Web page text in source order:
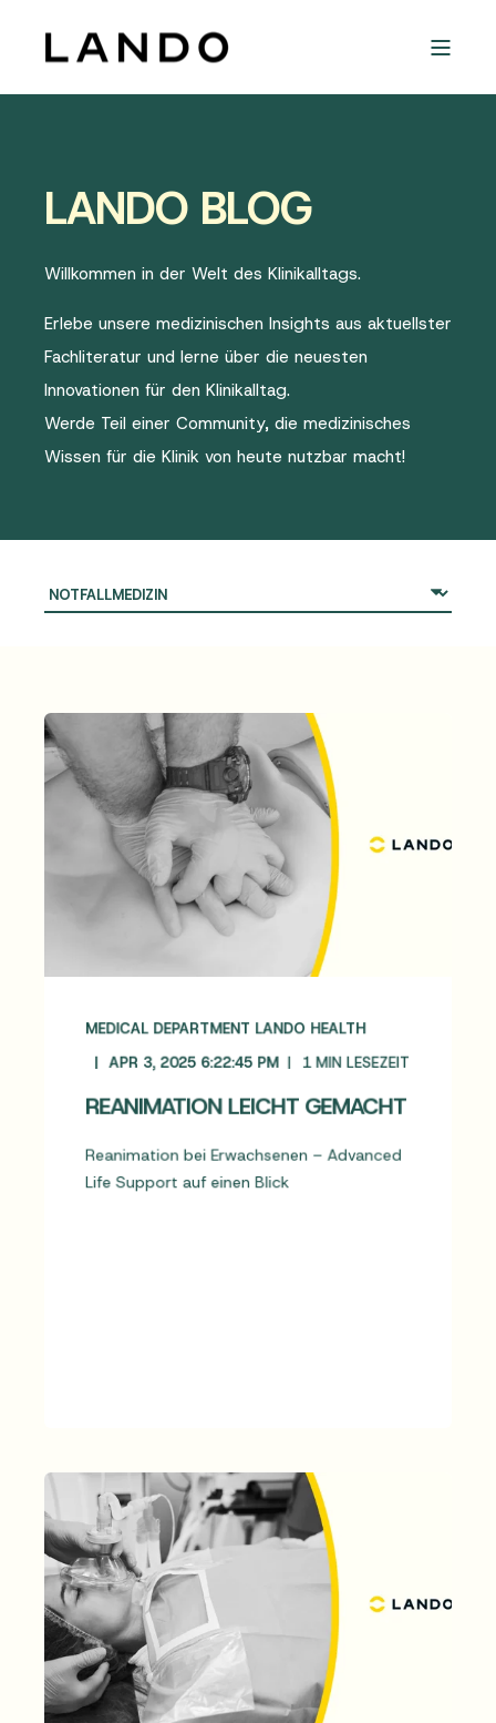
LANDO BLOG
Willkommen in der Welt des Klinikalltags.
Erlebe unsere medizinischen Insights aus aktuellster
Fachliteratur und lerne über die neuesten
Innovationen für den Klinikalltag.
Werde Teil einer Community, die medizinisches
Wissen für die Klinik von heute nutzbar macht!
MEDICAL DEPARTMENT LANDO HEALTH
APR 3, 2025 6:22:45 PM
1MIN LESEZEIT
REANIMATION LEICHT GEMACHT
Reanimation bei Erwachsenen – Advanced
Life Support auf einen Blick